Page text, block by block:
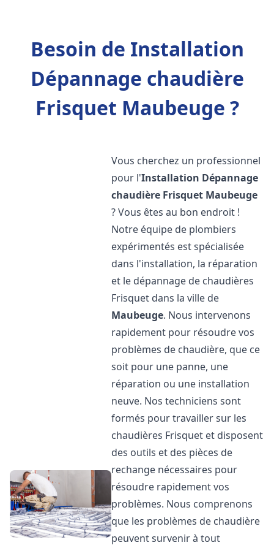
Besoin de Installation
Dépannage chaudière
Frisquet Maubeuge ?
Vous cherchez un professionnel
pour l'Installation Dépannage
chaudière Frisquet Maubeuge
? Vous êtes au bon endroit !
Notre équipe de plombiers
expérimentés est spécialisée
dans l'installation, la réparation
et le dépannage de chaudières
Frisquet dans la ville de
Maubeuge. Nous intervenons
rapidement pour résoudre vos
problèmes de chaudière, que ce
soit pour une panne, une
réparation ou une installation
neuve. Nos techniciens sont
formés pour travailler sur les
chaudières Frisquet et disposent
des outils et des pièces de
rechange nécessaires pour
résoudre rapidement vos
problèmes. Nous comprenons
que les problèmes de chaudière
peuvent survenir à tout